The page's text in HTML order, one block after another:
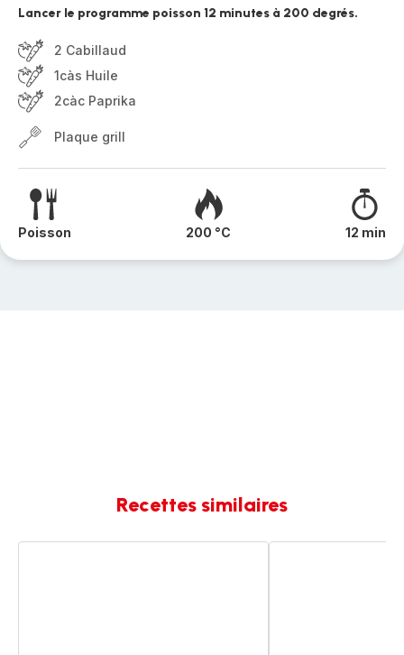
Lancer le programme poisson 12 minutes à 200 degrés.
2 Cabillaud
1càs Huile
2càc Paprika
Plaque grill
Poisson 200 °C 12 min
Recettes similaires